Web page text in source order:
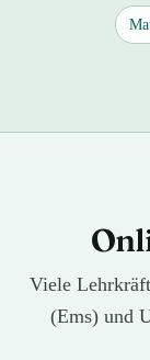
Viele
(Ems) und